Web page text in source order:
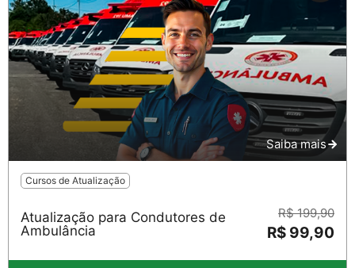
Saiba mais
Cursos de Atualização
Atualização para Condutores de
Ambulância
R$ 199,90
R$ 99,90